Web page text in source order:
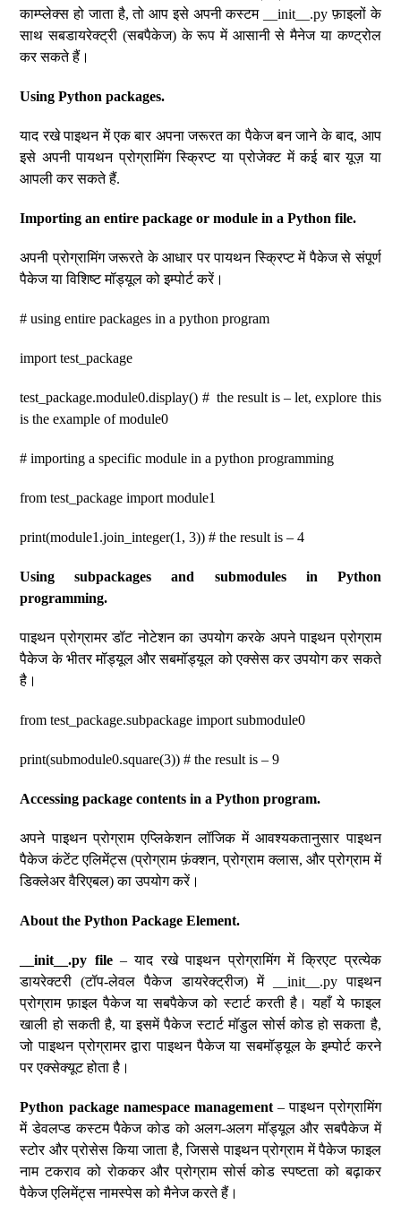
काम्प्लेक्स हो जाता है, तो आप इसे अपनी कस्टम __init__.py फ़ाइलों के
साथ सबडायरेक्ट्री (सबपैकेज) के रूप में आसानी से मैनेज या कण्ट्रोल
कर सकते हैं।
Using Python packages.
याद रखे पाइथन में एक बार अपना जरूरत का पैकेज बन जाने के बाद, आप
इसे अपनी पायथन प्रोग्रामिंग स्क्रिप्ट या प्रोजेक्ट में कई बार यूज़ या
आपली कर सकते हैं.
Importing an entire package or module in a Python file.
अपनी प्रोग्रामिंग जरूरते के आधार पर पायथन स्क्रिप्ट में पैकेज से संपूर्ण
पैकेज या विशिष्ट मॉड्यूल को इम्पोर्ट करें।
# using entire packages in a python program
import test_package
test_package.module0.display() # the result is – let, explore this
is the example of module0
# importing a specific module in a python programming
from test_package import module1
print(module1.join_integer(1, 3)) # the result is – 4
Using subpackages and submodules in Python
programming.
पाइथन प्रोग्रामर डॉट नोटेशन का उपयोग करके अपने पाइथन प्रोग्राम
पैकेज के भीतर मॉड्यूल और सबमॉड्यूल को एक्सेस कर उपयोग कर सकते
है।
from test_package.subpackage import submodule0
print(submodule0.square(3)) # the result is – 9
Accessing package contents in a Python program.
अपने पाइथन प्रोग्राम एप्लिकेशन लॉजिक में आवश्यकतानुसार पाइथन
पैकेज कंटेंट एलिमेंट्स (प्रोग्राम फ़ंक्शन, प्रोग्राम क्लास, और प्रोग्राम में
डिक्लेअर वैरिएबल) का उपयोग करें।
About the Python Package Element.
__init__.py file– याद रखे पाइथन प्रोग्रामिंग में क्रिएट प्रत्येक
डायरेक्टरी (टॉप-लेवल पैकेज डायरेक्ट्रीज) में __init__.py पाइथन
प्रोग्राम फ़ाइल पैकेज या सबपैकेज को स्टार्ट करती है। यहाँ ये फाइल
खाली हो सकती है, या इसमें पैकेज स्टार्ट मॉडुल सोर्स कोड हो सकता है,
जो पाइथन प्रोग्रामर द्वारा पाइथन पैकेज या सबमॉड्यूल के इम्पोर्ट करने
पर एक्सेक्यूट होता है।
Python package namespace management – पाइथन प्रोग्रामिंग
में डेवलप्ड कस्टम पैकेज कोड को अलग-अलग मॉड्यूल और सबपैकेज में
स्टोर और प्रोसेस किया जाता है, जिससे पाइथन प्रोग्राम में पैकेज फाइल
नाम टकराव को रोककर और प्रोग्राम सोर्स कोड स्पष्टता को बढ़ाकर
पैकेज एलिमेंट्स नामस्पेस को मैनेज करते हैं।